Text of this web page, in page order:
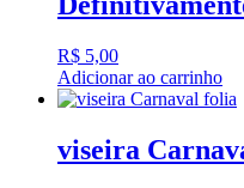
R$ 5,00
Adicionar ao carrinho
viseira